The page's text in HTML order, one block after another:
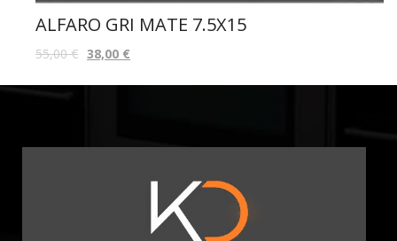
ALFARO GRI MATE 7.5X15
55,00€ 38,00 €